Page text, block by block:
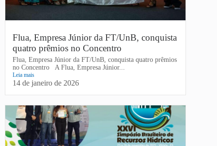
Flua, Empresa Júnior da FT/UnB, conquista
quatro prêmios no Concentro
Flua, Empresa Júnior da FT/UnB, conquista quatro prêmios
no Concentro A Flua, Empresa Júnior...
Leia mais
14 de janeiro de 2026